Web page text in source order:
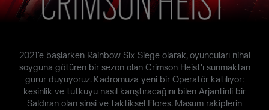
2021'e başlarken Rainbow Six Siege olarak, oyuncuları nihai
soyguna götüren bir sezon olan Crimson Heist'ı sunmaktan
gurur duyuyoruz. Kadromuza yeni bir Operatör katılıyor:
kesinlik ve tutkuyu nasıl karıştıracağını bilen Arjantinli bir
Saldıran olan sinsi ve taktiksel Flores. Masum rakiplerin